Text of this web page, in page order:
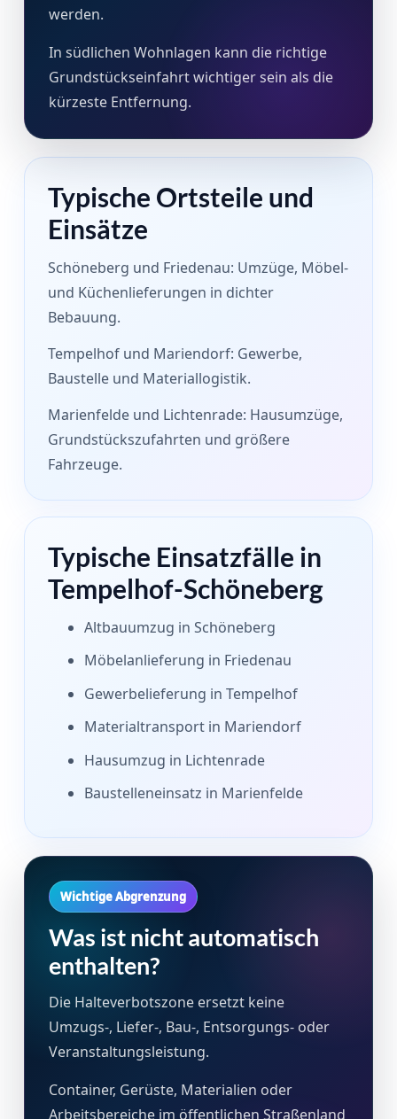
werden.
In südlichen Wohnlagen kann die richtige
Grundstückseinfahrt wichtiger sein als die
kürzeste Entfernung.
Typische Ortsteile und
Einsätze
Schöneberg und Friedenau: Umzüge, Möbel-
und Küchenlieferungen in dichter
Bebauung.
Tempelhof und Mariendorf: Gewerbe,
Baustelle und Materiallogistik.
Marienfelde und Lichtenrade: Hausumzüge,
Grundstückszufahrten und größere
Fahrzeuge.
Typische Einsatzfälle in
Tempelhof-Schöneberg
Altbauumzug in Schöneberg
Möbelanlieferung in Friedenau
Gewerbelieferung in Tempelhof
Materialtransport in Mariendorf
Hausumzug in Lichtenrade
Baustelleneinsatz in Marienfelde
Wichtige Abgrenzung
Was ist nicht automatisch
enthalten?
Die Halteverbotszone ersetzt keine
Umzugs-, Liefer-, Bau-, Entsorgungs- oder
Veranstaltungsleistung.
Container, Gerüste, Materialien oder
Arbeitsbereiche im öffentlichen Straßenland